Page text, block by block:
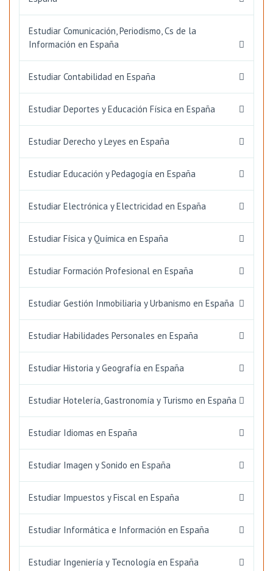
Estudiar Comunicación, Periodismo, Cs de la
Información en España
Estudiar Contabilidad en España
Estudiar Deportes y Educación Física en España
Estudiar Derecho y Leyes en España
Estudiar Educación y Pedagogía en España
Estudiar Electrónica y Electricidad en España
Estudiar Física y Química en España
Estudiar Formación Profesional en España
Estudiar Gestión Inmobiliaria y Urbanismo en España
Estudiar Habilidades Personales en España
Estudiar Historia y Geografía en España
Estudiar Hotelería, Gastronomía y Turismo en España
Estudiar Idiomas en España
Estudiar Imagen y Sonido en España
Estudiar Impuestos y Fiscal en España
Estudiar Informática e Información en España
Estudiar Ingeniería y Tecnología en España